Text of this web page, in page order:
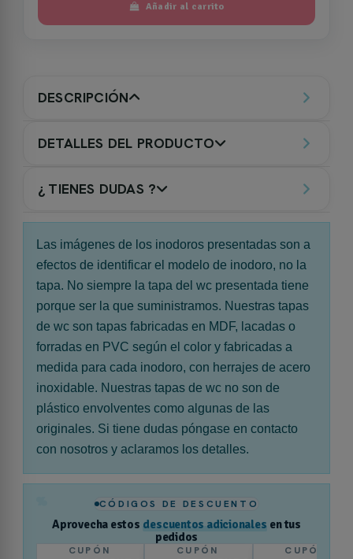
Añadir al carrito
DESCRIPCIÓN
DETALLES DEL PRODUCTO
¿ TIENES DUDAS ?
Las imágenes de los inodoros presentadas son a
efectos de identificar el modelo de inodoro, no la
tapa. No siempre la tapa del wc presentada tiene
porque ser la que suministramos. Nuestras tapas
de wc son tapas fabricadas en MDF, lacadas o
forradas en PVC según el color y fabricadas a
medida para cada inodoro, con herrajes de acero
inoxidable. Nuestras tapas de wc no son de
plástico envolventes como algunas de las
originales. Si tiene dudas póngase en contacto
con nosotros y aclaramos los detalles.
CÓDIGOS DE DESCUENTO
Aprovecha estos descuentos adicionales en tus
pedidos
CUPÓN
CUPÓN
CUPÓN